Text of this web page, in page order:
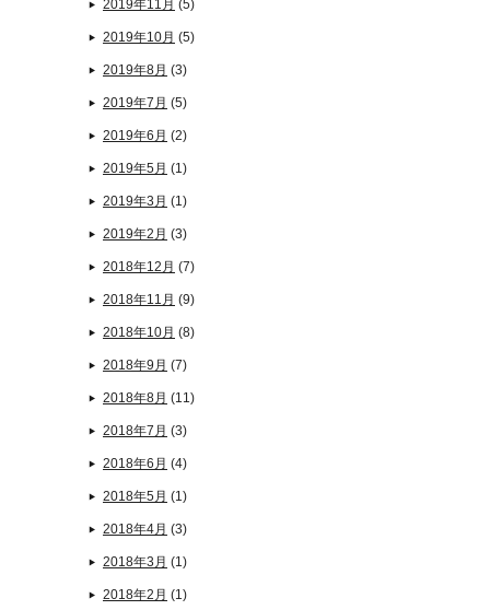
2019年11月 (5)
2019年10月 (5)
2019年8月 (3)
2019年7月 (5)
2019年6月 (2)
2019年5月 (1)
2019年3月 (1)
2019年2月 (3)
2018年12月 (7)
2018年11月 (9)
2018年10月 (8)
2018年9月 (7)
2018年8月 (11)
2018年7月 (3)
2018年6月 (4)
2018年5月 (1)
2018年4月 (3)
2018年3月 (1)
2018年2月 (1)